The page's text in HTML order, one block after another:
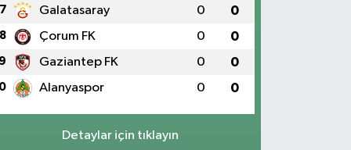
7 Galatasaray 0 0
8 Çorum FK 0 0
9 Gaziantep FK 0 0
Alanyaspor 0 0
Detaylar için tıklayın